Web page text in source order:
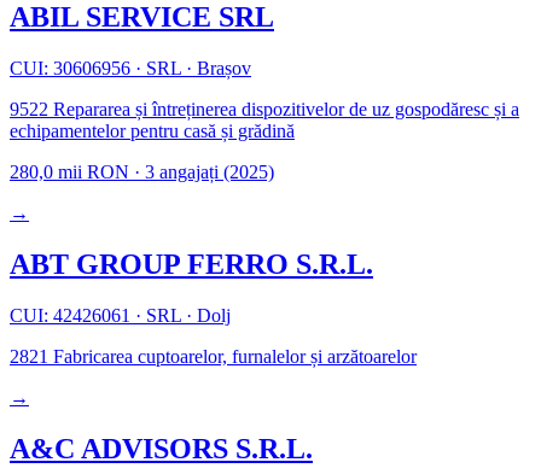
ABIL SERVICE SRL
CUI: 30606956 · SRL · Brașov
9522 Repararea și întreținerea dispozitivelor de uz gospodăresc și a
echipamentelor pentru casă și grădină
280,0 mii RON · 3 angajați (2025)
→
ABT GROUP FERRO S.R.L.
CUI: 42426061 · SRL · Dolj
2821 Fabricarea cuptoarelor, furnalelor și arzătoarelor
→
A&C ADVISORS S.R.L.